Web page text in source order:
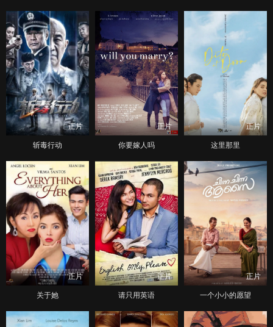
正片
斩毒行动
正片
你要嫁人吗
正片
这里那里
正片
关于她
正片
请只用英语
正片
一个小小的愿望